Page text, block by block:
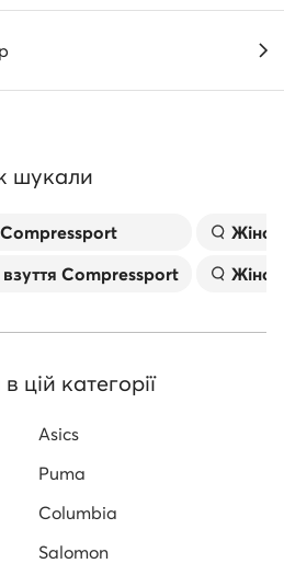
шукали
Compressport
цій категорії
Asics
Puma
Columbia
Salomon